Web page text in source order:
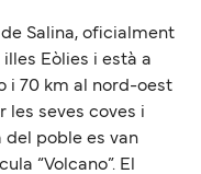
Salina, oficialment
illes Eòlies i està a
i 70 km al nord-oest
les seves coves i
del poble es van
“Volcano”. El